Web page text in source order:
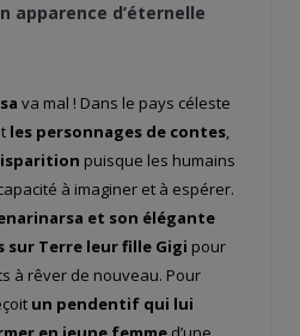
apparence d’éternelle
va mal ! Dans le pays céleste
les personnages de contes,
puisque les humains
à imaginer et à espérer.
et son élégante
sur Terre leur fille Gigi pour
à rêver de nouveau. Pour
un pendentif qui lui